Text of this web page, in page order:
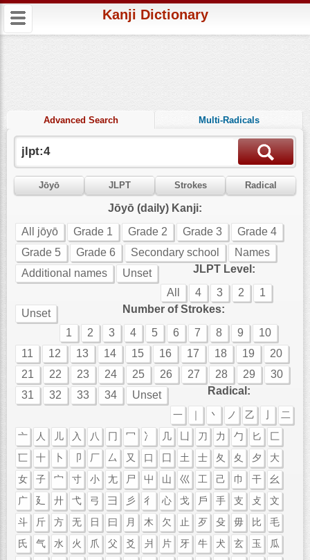
Kanji Dictionary
Advanced Search Multi-Radicals
Jōyō JLPT Strokes Radical
Jōyō (daily) Kanji:
All jōyō
Grade 1 Grade 2 Grade 3
Grade 4
Grade 5
Grade 6 Secondary school
Names
Additional names
Unset
JLPT Level:
All
4 3 2
1
Unset
Number of Strokes:
1
2 3 4 5 6 7 8 9
10
11
12 13 14 15 16 17 18 19
20
21
22 23 24 25 26 27 28 29
30
31
32 33 34 Unset Radical:
一 ｜ 丶 ノ 乙
二
亠
人 儿 入 八 冂 冖 冫 几 刀 力 勹 匕
匚
匸
十 卜 卩 厂 厶 又 口 囗 土 士 夂 夊 夕
大
女
子 宀 寸 小 尢 尸 屮 山 巛 工 己 巾 干
幺
广
廴 廾 弋 弓 彐 彡 彳 心 戈 戶 手 支 攴
文
斗
斤 方 无 日 曰 月 木 欠 止 歹 殳 毋 比
毛
氏
气 水 火 爪 父 爻 爿 片 牙 牛 犬 玄 玉
瓜